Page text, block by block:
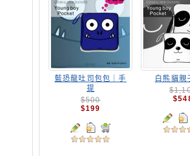
藍恐龍吐司包包｜手
提
$500
$199
白熊貓親